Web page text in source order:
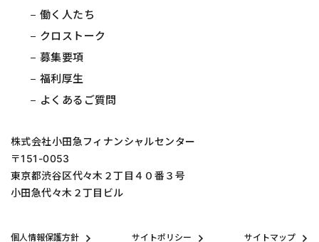
株式会社小田急フィナンシャルセンター
〒151-0053
東京都渋谷区代々木２丁目４０番３号
小田急代々木２丁目ビル
働く人たち
クロストーク
募集要項
福利厚生
よくあるご質問
個人情報保護方針 サイトポリシー サイトマップ